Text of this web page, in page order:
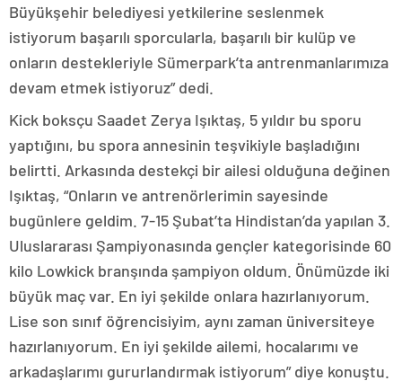
Büyükşehir belediyesi yetkilerine seslenmek
istiyorum başarılı sporcularla, başarılı bir kulüp ve
onların destekleriyle Sümerpark’ta antrenmanlarımıza
devam etmek istiyoruz” dedi.
Kick boksçu Saadet Zerya Işıktaş, 5 yıldır bu sporu
yaptığını, bu spora annesinin teşvikiyle başladığını
belirtti. Arkasında destekçi bir ailesi olduğuna değinen
Işıktaş, “Onların ve antrenörlerimin sayesinde
bugünlere geldim. 7-15 Şubat’ta Hindistan’da yapılan 3.
Uluslararası Şampiyonasında gençler kategorisinde 60
kilo Lowkick branşında şampiyon oldum. Önümüzde iki
büyük maç var. En iyi şekilde onlara hazırlanıyorum.
Lise son sınıf öğrencisiyim, aynı zaman üniversiteye
hazırlanıyorum. En iyi şekilde ailemi, hocalarımı ve
arkadaşlarımı gururlandırmak istiyorum” diye konuştu.